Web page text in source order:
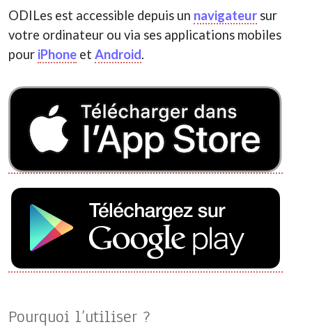
ODILes est accessible depuis un navigateur sur
votre ordinateur ou via ses applications mobiles
pour iPhone et Android.
Pourquoi l’utiliser ?